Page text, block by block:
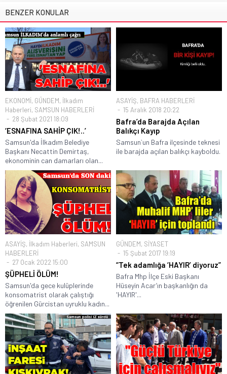
BENZER KONULAR
EKONOMİ, GÜNDEM, İlkadım
Haberleri, SAMSUN HABERLERİ
28 Şubat 2021 18:09
‘ESNAFINA SAHİP ÇIK!..’
Samsun'da İlkadım Belediye
Başkanı Necattin Demirtaş,
ekonominin can damarları olan...
ASAYİŞ, BAFRA HABERLERİ
15 Aralık 2018 20:22
Bafra’da Barajda Açılan
Balıkçı Kayıp
Samsun`un Bafra ilçesinde teknesi
ile barajda açılan balıkçı kayboldu.
ASAYİŞ, İlkadım Haberleri, SAMSUN
HABERLERİ
27 Ocak 2022 15:00
ŞÜPHELİ ÖLÜM!
Samsun'da gece kulüplerinde
konsomatrist olarak çalıştığı
öğrenilen Gürcistan uyruklu kadın...
GÜNDEM, SİYASET
15 Şubat 2017 19:19
“Tek adamlığa ‘HAYIR’ diyoruz”
Bafra Mhp İlçe Eski Başkanı
Hüseyin Acar’ın başkanlığın da
'HAYIR'...